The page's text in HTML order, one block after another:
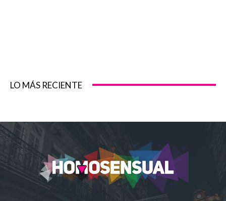
LO MÁS RECIENTE